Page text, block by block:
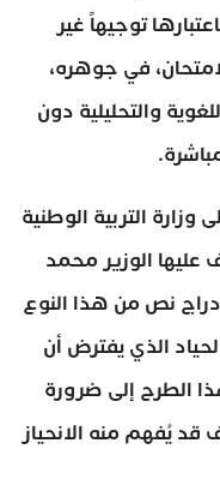
توجيهاً غير
في جوهره،
والتحليلية دون
التربية الوطنية
عليها الوزير محمد
نص من هذا النوع
الذي يفترض أن
الطرح إلى ضرورة
يُفهم منه الانحياز